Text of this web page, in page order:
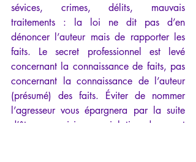
sévices, crimes, délits, mauvais
traitements : la loi ne dit pas d’en
dénoncer l’auteur mais de rapporter les
faits. Le secret professionnel est levé
concernant la connaissance de faits, pas
concernant la connaissance de l’auteur
(présumé) des faits. Éviter de nommer
l’agresseur vous épargnera par la suite
d’être poursuivi pour violation du secret